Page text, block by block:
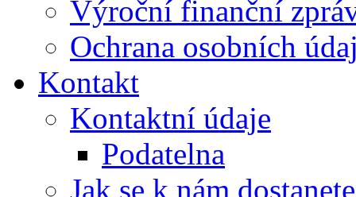
Výroční finanční
Ochrana osobních
Kontakt
Kontaktní údaje
Podatelna
Jak se k nám